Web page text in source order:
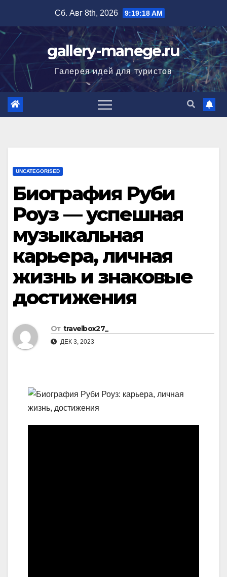
содержимому
Сб. Авг 8th, 2026 9:19:19 AM
gallery-manege.ru
Галерея идей для туристов
UNCATEGORISED
Биография Руби
Роуз — успешная
музыкальная
карьера, личная
жизнь и знаковые
достижения
От travelbox27_
ДЕК 3, 2023